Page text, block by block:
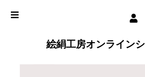
絵絹工房オンライン